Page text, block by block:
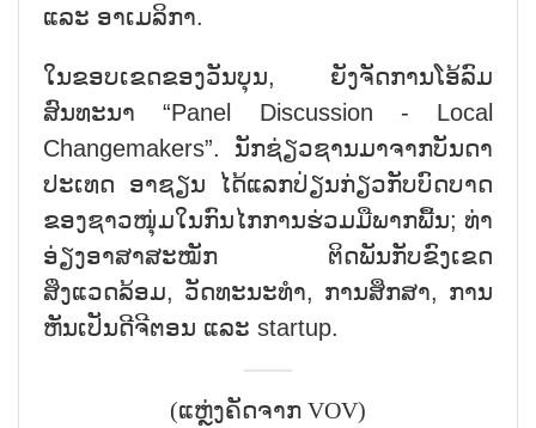
ແລະ ອາເມລິກາ.
ໃນຂອບເຂດຂອງວັນບຸນ, ຍັງຈັດການໂອ້ລົມ
ສົນທະນາ “Panel Discussion - Local
Changemakers”. ນັກຊ່ຽວຊານມາຈາກບັນດາ
ປະເທດ ອາຊຽນ ໄດ້ແລກປ່ຽນກ່ຽວກັບບົດບາດ
ຂອງຊາວໜຸ່ມໃນກົນໄກການຮ່ວມມືພາກພື້ນ; ທ່າ
ອ່ຽງອາສາສະໝັກ ຕິດພັນກັບຂົງເຂດ
ສິ່ງແວດລ້ອມ, ວັດທະນະທຳ, ການສຶກສາ, ການ
ຫັນເປັນດີຈີຕອນ ແລະ startup.
(ແຫຼ່ງຄັດຈາກ VOV)